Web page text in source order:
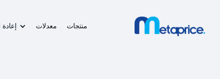
منتجات معدلات إعادة